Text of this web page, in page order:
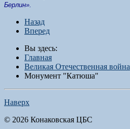
Берлин».
Назад
Вперед
Вы здесь:
Главная
Великая Отечественная война
Монумент "Катюша"
Наверх
© 2026 Конаковская ЦБС